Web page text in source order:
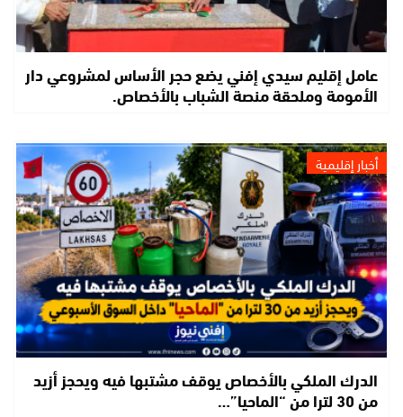
عامل إقليم سيدي إفني يضع حجر الأساس لمشروعي دار
الأمومة وملحقة منصة الشباب بالأخصاص.
أخبار إقليمية
الدرك الملكي بالأخصاص يوقف مشتبها فيه ويحجز أزيد
من 30 لترا من “الماحيا”…